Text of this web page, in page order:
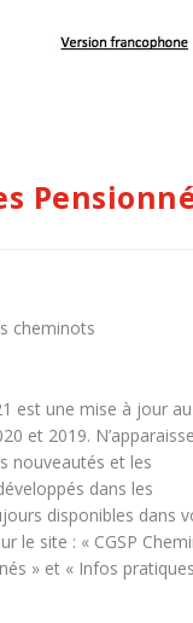
cheminots
est une mise à jour au
et 2019.
nouveautés et les
dans les
disponibles dans
le site : « CGSP
» et « Infos